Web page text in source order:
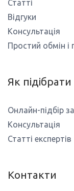
Статті
Відгуки
Консультація
Простий обмін і
Як
Онлайн-підбір
Консультація
Статті експертів
Контакти